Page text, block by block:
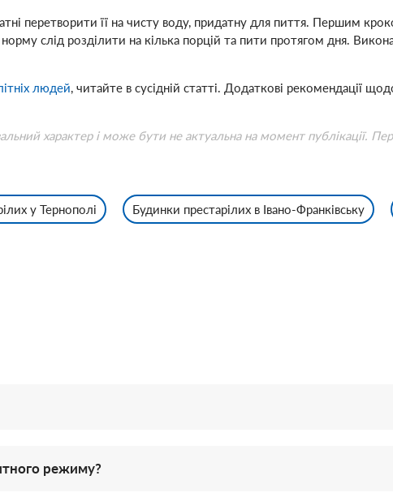
перетворити її на чисту воду, придатну для пиття. Першим
норму слід розділити на кілька порцій та пити протягом дня.
людей, читайте в сусідній статті. Додаткові рекомендації
характер і може бути не актуальна на момент публікації.
у Тернополі Будинки престарілих в Івано-Франківську
режиму?